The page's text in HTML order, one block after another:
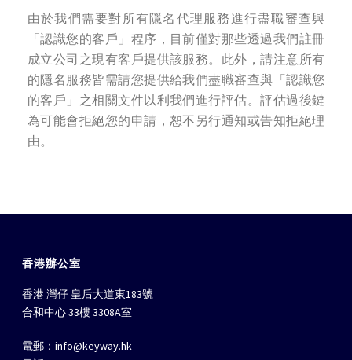
由於我們需要對所有隱名代理服務進行盡職審查與
「認識您的客戶」程序，目前僅對那些透過我們註冊
成立公司之現有客戶提供該服務。此外，請注意所有
的隱名服務皆需請您提供給我們盡職審查與「認識您
的客戶」之相關文件以利我們進行評估。評估過後鍵
為可能會拒絕您的申請，恕不另行通知或告知拒絕理
由。
香港辦公室
香港 灣仔 皇后大道東183號
合和中心 33樓 3308A室
電郵：info@keyway.hk